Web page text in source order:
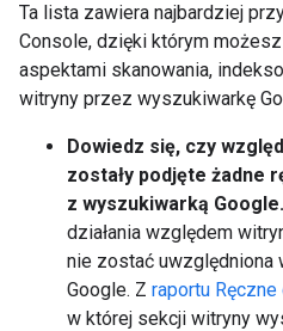
Ta lista zawiera najbardziej
Console, dzięki którym
aspektami skanowania,
witryny przez wyszukiwarkę
Dowiedz się, czy
zostały podjęte żadne
z wyszukiwarką Google.
działania względem
nie zostać uwzględniona
Google. Z raportu Ręczne
w której sekcji witryny